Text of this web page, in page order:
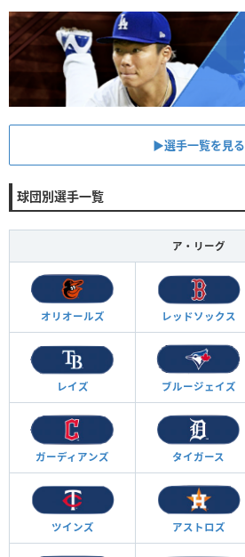
▶︎選手一覧を見る
球団別選手一覧
ア・リーグ
オリオールズ レッドソックス
レイズ ブルージェイズ
ガーディアンズ タイガース
ツインズ アストロズ